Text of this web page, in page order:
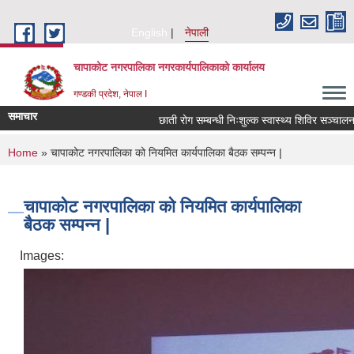
English
नेपाली
चापाकोट नगरपालिका नगरकार्यपालिकाको कार्यालय
गण्डकी प्रदेश, नेपाल I
समाचार छाती रोग सम्बन्धी निःशुल्क स्वास्थ्य शिविर सञ्चालन
You are here
Home » चापाकोट नगरपालिका को नियमित कार्यपालिका बैठक सम्पन्न |
चापाकोट नगरपालिका को नियमित कार्यपालिका
बैठक सम्पन्न |
Images: